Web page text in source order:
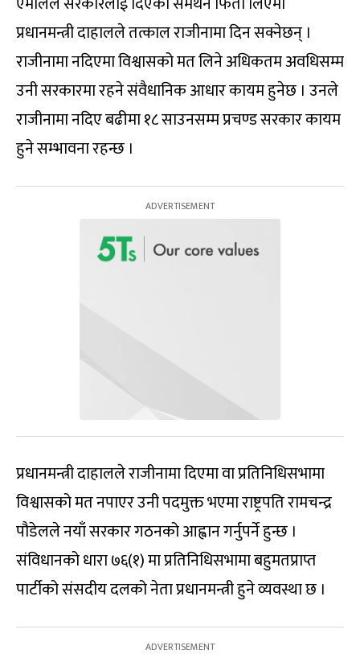
प्रधानमन्त्री दाहालले तत्काल राजीनामा दिन सक्नेछन् ।
राजीनामा नदिएमा विश्वासको मत लिने अधिकतम अवधिसम्म
उनी सरकारमा रहने संवैधानिक आधार कायम हुनेछ । उनले
राजीनामा नदिए बढीमा १८ साउनसम्म प्रचण्ड सरकार कायम
हुने सम्भावना रहन्छ ।
प्रधानमन्त्री दाहालले राजीनामा दिएमा वा प्रतिनिधिसभामा
विश्वासको मत नपाएर उनी पदमुक्त भएमा राष्ट्रपति रामचन्द्र
पौडेलले नयाँ सरकार गठनको आह्वान गर्नुपर्ने हुन्छ ।
संविधानको धारा ७६(१) मा प्रतिनिधिसभामा बहुमतप्राप्त
पार्टीको संसदीय दलको नेता प्रधानमन्त्री हुने व्यवस्था छ ।